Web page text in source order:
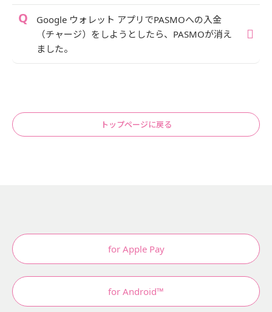
Google ウォレット アプリでPASMOへの入金
（チャージ）をしようとしたら、PASMOが消え
ました。
トップページに戻る
for Apple Pay
for Android™